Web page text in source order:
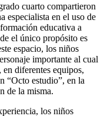
cuarto compartieron
especialista en el uso de
educativa a
el único propósito es
espacio, los niños
importante al cual
diferentes equipos,
“Octo estudio”, en la
de la misma.
los niños